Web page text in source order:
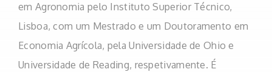
em Agronomia pelo Instituto Superior Técnico,
Lisboa, com um Mestrado e um Doutoramento em
Economia Agrícola, pela Universidade de Ohio e
Universidade de Reading, respetivamente. É